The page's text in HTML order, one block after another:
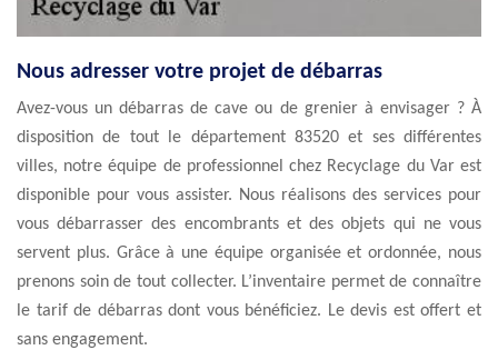
Nous adresser votre projet de débarras
Avez-vous un débarras de cave ou de grenier à envisager ? À
disposition de tout le département 83520 et ses différentes
villes, notre équipe de professionnel chez Recyclage du Var est
disponible pour vous assister. Nous réalisons des services pour
vous débarrasser des encombrants et des objets qui ne vous
servent plus. Grâce à une équipe organisée et ordonnée, nous
prenons soin de tout collecter. L’inventaire permet de connaître
le tarif de débarras dont vous bénéficiez. Le devis est offert et
sans engagement.